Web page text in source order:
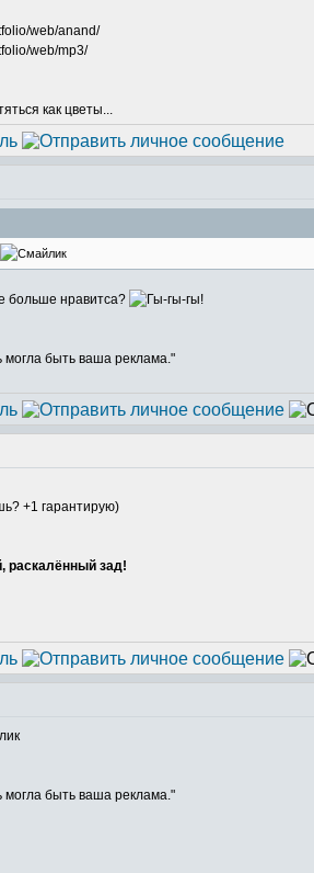
web/anand/
web/mp3/
как цветы...
больше нравитса?
могла быть ваша реклама."
+1 гарантирую)
раскалённый зад!
могла быть ваша реклама."